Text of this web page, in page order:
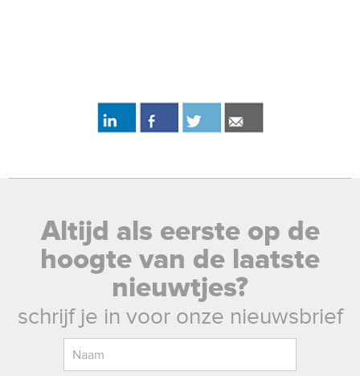
Altijd als eerste op de
hoogte van de laatste
nieuwtjes?
schrijf je in voor onze nieuwsbrief